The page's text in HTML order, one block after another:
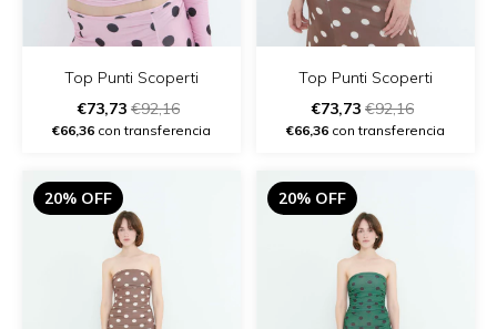
Top Punti Scoperti
€73,73 €92,16
€66,36 con transferencia
Top Punti Scoperti
€73,73 €92,16
€66,36 con transferencia
20% OFF 20% OFF